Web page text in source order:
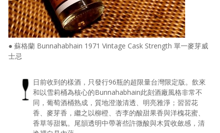
● 蘇格蘭 Bunnahabhain 1971 Vintage Cask Strength 單一麥芽威
士忌
日前收到的樣酒，只發行96瓶的超限量台灣限定版。飲來
和以雪莉桶為核心的Bunnahabhain此刻酒廠風格非常不
同，葡萄酒桶熟成，質地澄澈清透、明亮雅淨；習習花
香、麥芽香，繼之以柳橙、杏李的酸甜果香與洋槐花蜜、
香草等甜氣。尾韻透明中帶著些許微酸與木質收斂感，清